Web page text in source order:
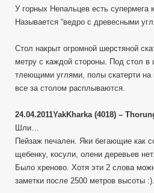
У горных Непальцев есть супермега
Называется “ведро с древесными
Стол накрыт огромной шерстяной
метру с каждой стороны. Под стол в
тлеющими углями, полы скатерти на
все за столом расплываются.
24.04.2011YakKharka (4018) –
Шли…
Пейзаж печален. Яки бегающие как
щебенку, косули, олени деревьев нет.
Было хреново. Хотя эти 2 слова
заметки после 2500 метров высоты :).